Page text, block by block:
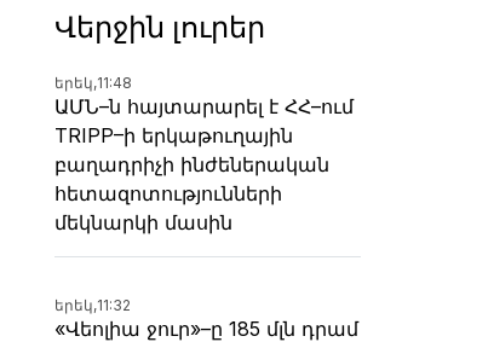
Վերջին լուրեր
երեկ,11:48
ԱՄՆ–ն հայտարարել է ՀՀ–ում
TRIPP–ի երկաթուղային
բաղադրիչի ինժեներական
հետազոտությունների
մեկնարկի մասին
երեկ,11:32
«Վեոլիա ջուր»–ը 185 մլն դրամ